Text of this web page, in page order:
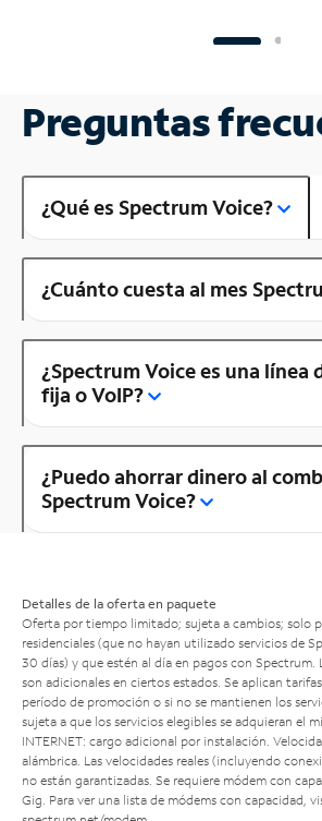
Preguntas
¿Qué es Spectrum Voice?
¿Cuánto cuesta al mes
¿Spectrum Voice es una línea
fija o VoIP?
¿Puedo ahorrar dinero al
Spectrum Voice?
Detalles de la oferta en paquete
Oferta por tiempo limitado; sujeta a cambios; solo
residenciales (que no hayan utilizado servicios de
30 días) y que estén al día en pagos con Spectrum.
son adicionales en ciertos estados. Se aplican
período de promoción o si no se mantienen los
sujeta a que los servicios elegibles se adquieran el
INTERNET: cargo adicional por instalación.
alámbrica. Las velocidades reales (incluyendo
no están garantizadas. Se requiere módem con
Gig. Para ver una lista de módems con capacidad,